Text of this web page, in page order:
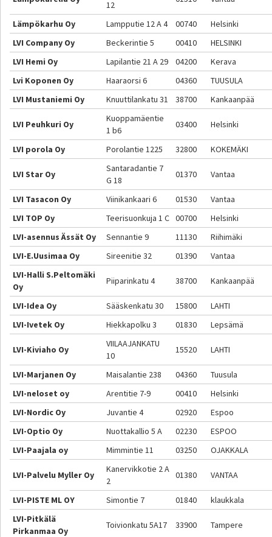
12
Lämpökarhu Oy Lampputie 12 A 4 00740
Helsinki
LVI Company Oy
Beckerintie 5 00410
HELSINKI
LVI Hemi Oy
Lapilantie 21 A 29 04200
Kerava
Lvi Koponen Oy
Haaraorsi 6 04360
TUUSULA
LVI Mustaniemi Oy
Knuuttilankatu 31 38700 Kankaanpää
LVI Peuhkuri Oy
Kuoppamäentie
1 b6
03400 Helsinki
LVI porola Oy Porolantie 1225 32800 KOKEMÄKI
LVI Star Oy
Santaradantie 7
G 18
01370 Vantaa
LVI Tasacon Oy Viinikankaari 6 01530
Vantaa
LVI TOP Oy
Teerisuonkuja 1 C 00700
Helsinki
LVI-asennus Ässät Oy
Sennantie 9 11130
Riihimäki
LVI-E.Uusimaa Oy
Sireenitie 32 01390
Vantaa
LVI-Halli S.Peltomäki
Oy
Piiparinkatu 4 38700 Kankaanpää
LVI-Idea Oy Sääskenkatu 30 15800
LAHTI
LVI-Ivetek Oy
Hiekkapolku 3 01830 Lepsämä
LVI-Kiviaho Oy
VIILAAJANKATU
10
15520 LAHTI
LVI-Marjanen Oy Maisalantie 238 04360
Tuusula
LVI-neloset oy
Arentitie 7-9 00410
Helsinki
LVI-Nordic Oy
Juvantie 4 02920
Espoo
LVI-Optio Oy
Nuottakallio 5 A 02230
ESPOO
LVI-Paajala oy
Mimmintie 11 03250 OJAKKALA
LVI-Palvelu Myller Oy
Kanervikkotie 2 A
2
01380 VANTAA
LVI-PISTE ML OY Simontie 7 01840
klaukkala
LVI-Pitkälä
Pirkanmaa Oy
Toivionkatu 5A17 33900 Tampere